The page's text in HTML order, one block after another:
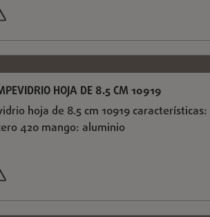
HOJA DE 8.5 CM 10919
hoja de 8.5 cm 10919
420 mango: aluminio